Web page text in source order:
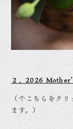
２、2026
（↑こちらをク
ます。）